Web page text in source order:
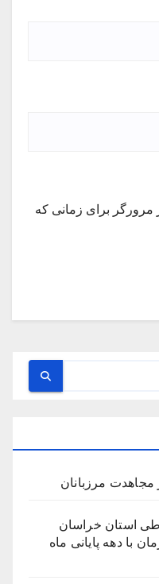
مرورگر برای زمانی که
مجاهدت مرزبانان
استان خراسان
دهه پایانی ماه